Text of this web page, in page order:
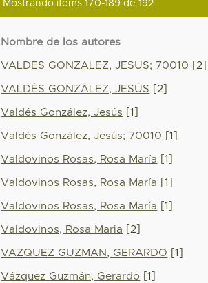
Mostrando ítems 170-189 de 192
Nombre de los autores
VALDES GONZALEZ, JESUS; 70010 [2]
VALDÉS GONZÁLEZ, JESÚS [2]
Valdés González, Jesús [1]
Valdés González, Jesús; 70010 [1]
Valdovinos Rosas, Rosa María [1]
Valdovinos Rosas, Rosa María [1]
Valdovinos Rosas, Rosa María [1]
Valdovinos, Rosa Maria [2]
VAZQUEZ GUZMAN, GERARDO [1]
Vázquez Guzmán, Gerardo [1]